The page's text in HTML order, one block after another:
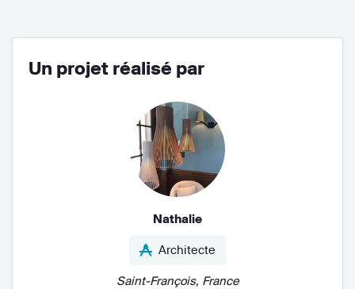
Un projet réalisé par
Nathalie
Architecte
Saint-François, France